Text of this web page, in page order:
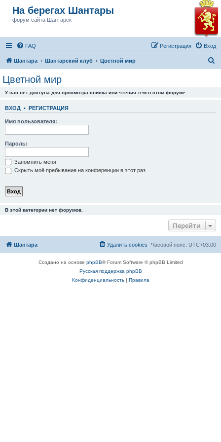
На берегах Шантары
форум сайта Шантарск
FAQ Вход
Регистрация
Шантара Шантарский клуб Цветной мир
Цветной мир
У вас нет доступа для просмотра списка или чтения тем в этом форуме.
ВХОД • РЕГИСТРАЦИЯ
Имя пользователя:
Пароль:
Запомнить меня
Скрыть моё пребывание на конференции в этот раз
В этой категории нет форумов.
Перейти
Шантара Часовой пояс: UTC+03:00
Удалить cookies
Создано на основе phpBB® Forum Software © phpBB Limited
Русская поддержка phpBB
Конфиденциальность| Правила